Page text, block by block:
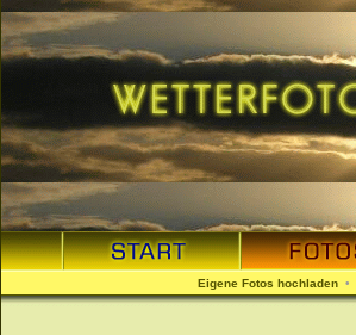
Eigene Fotos hochladen •